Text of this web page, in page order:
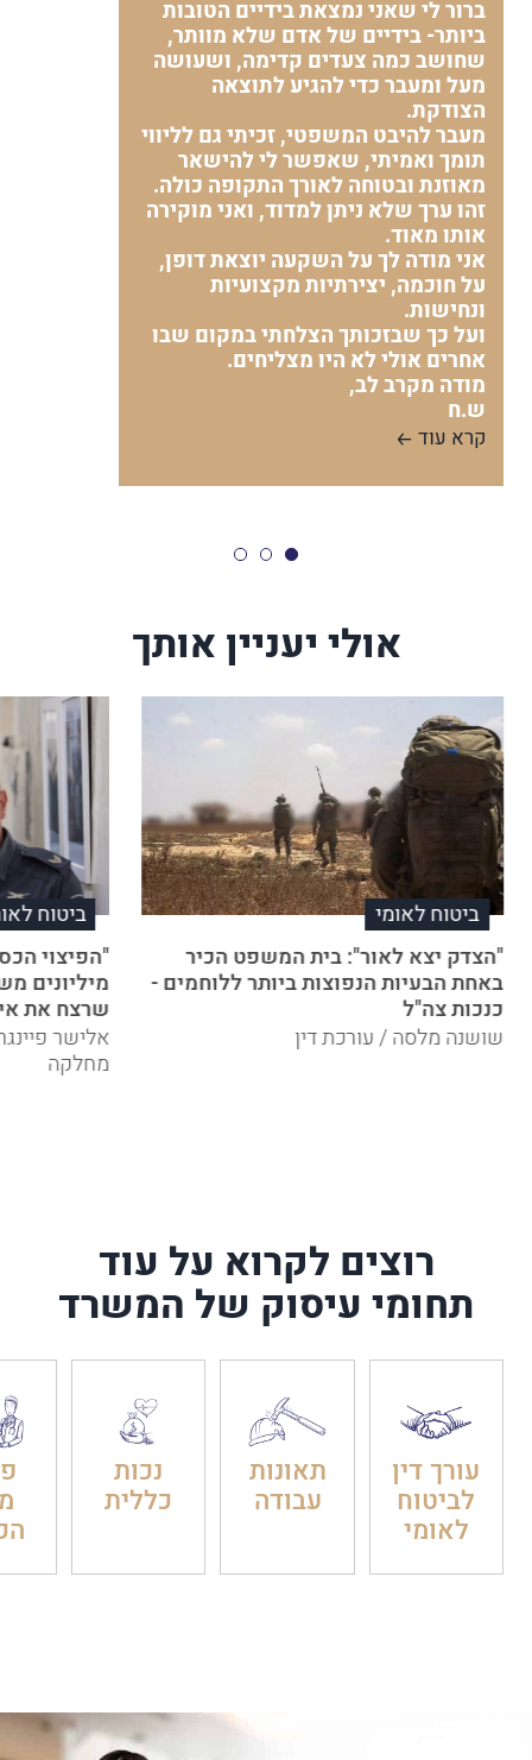
ברור לי שאני נמצאת בידיים הטובות
ביותר- בידיים של אדם שלא מוותר,
שחושב כמה צעדים קדימה, ושעושה
מעל ומעבר כדי להגיע לתוצאה
הצודקת.
מעבר להיבט המשפטי, זכיתי גם לליווי
תומך ואמיתי, שאפשר לי להישאר
מאוזנת ובטוחה לאורך התקופה כולה.
זהו ערך שלא ניתן למדוד, ואני מוקירה
אותו מאוד.
אני מודה לך על השקעה יוצאת דופן,
על חוכמה, יצירתיות מקצועיות
ונחישות.
ועל כך שבזכותך הצלחתי במקום שבו
אחרים אולי לא היו מצליחים.
מודה מקרב לב,
ש.ח
קרא עוד
אולי יעניין אותך
ביטוח לאומי
"הצדק יצא לאור": בית המשפט הכיר
באחת הבעיות הנפוצות ביותר ללוחמים -
כנכות צה"ל
שושנה מלסה / עורכת דין
ביטוח
"הפיצוי
מיליונים
שרצח את
אלישר
מחלקה
רוצים לקרוא על עוד
תחומי עיסוק של המשרד
עורך דין
לביטוח
לאומי
תאונות
עבודה
נכות
כללית